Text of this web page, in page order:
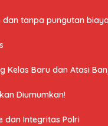
dan tanpa pungutan
Baru dan Atasi
Diumumkan!
dan Integritas Polri